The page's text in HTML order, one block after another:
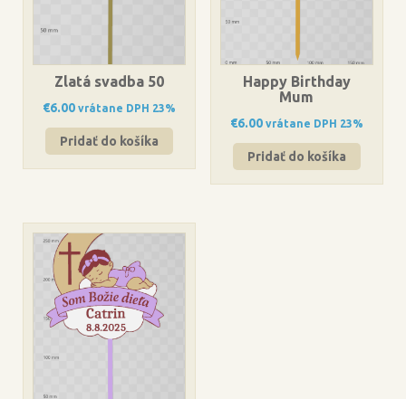
Zlatá svadba 50
€6.00 vrátane DPH 23%
Pridať do košíka
Happy Birthday
Mum
€6.00 vrátane DPH 23%
Pridať do košíka